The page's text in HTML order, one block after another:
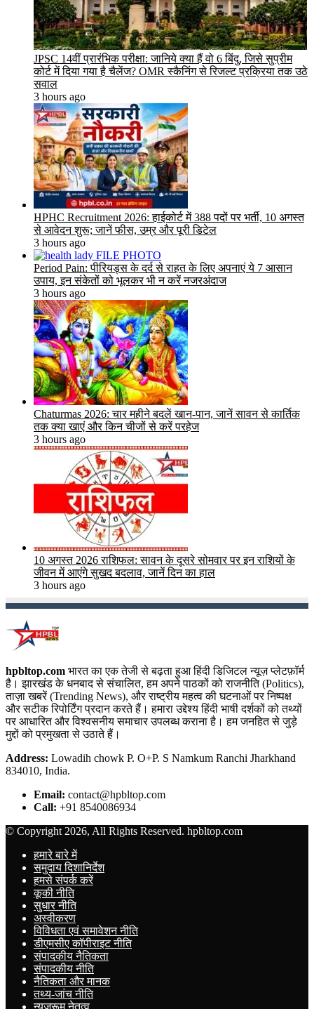
JPSC 14वीं प्रारंभिक परीक्षा: जानिये क्या हैं वो 6 बिंदु, जिसे सुप्रीम
कोर्ट में दिया गया है चैलेंज? OMR स्कैनिंग से रिजल्ट प्रक्रिया तक उठे
सवाल
3 hours ago
HPHC Recruitment 2026: हाईकोर्ट में 388 पदों पर भर्ती, 10 अगस्त
से आवेदन शुरू; जानें फीस, उम्र और पूरी डिटेल
3 hours ago
Period Pain: पीरियड्स के दर्द से राहत के लिए अपनाएं ये 7 आसान
उपाय, इन संकेतों को भूलकर भी न करें नजरअंदाज
3 hours ago
Chaturmas 2026: चार महीने बदलें खान-पान, जानें सावन से कार्तिक
तक क्या खाएं और किन चीजों से करें परहेज
3 hours ago
10 अगस्त 2026 राशिफल: सावन के दूसरे सोमवार पर इन राशियों के
जीवन में आएंगे सुखद बदलाव, जानें दिन का हाल
3 hours ago
hpbltop.com भारत का एक तेजी से बढ़ता हुआ हिंदी डिजिटल न्यूज़ प्लेटफ़ॉर्म
है। झारखंड के धनबाद से संचालित, हम अपने पाठकों को राजनीति (Politics),
ताज़ा खबरें (Trending News), और राष्ट्रीय महत्व की घटनाओं पर निष्पक्ष
और सटीक रिपोर्टिंग प्रदान करते हैं। हमारा उद्देश्य हिंदी भाषी दर्शकों को तथ्यों
पर आधारित और विश्वसनीय समाचार उपलब्ध कराना है। हम जनहित से जुड़े
मुद्दों को प्रमुखता से उठाते हैं।
Address: Lowadih chowk P. O+P. S Namkum Ranchi Jharkhand
834010, India.
Email: contact@hpbltop.com
Call: +91 8540086934
© Copyright 2026, All Rights Reserved. hpbltop.com
हमारे बारे में
समुदाय दिशानिर्देश
हमसे संपर्क करें
कूकी नीति
सुधार नीति
अस्वीकरण
विविधता एवं समावेशन नीति
डीएमसीए कॉपीराइट नीति
संपादकीय नैतिकता
संपादकीय नीति
नैतिकता और मानक
तथ्य-जांच नीति
न्यूज़रूम नेतृत्व